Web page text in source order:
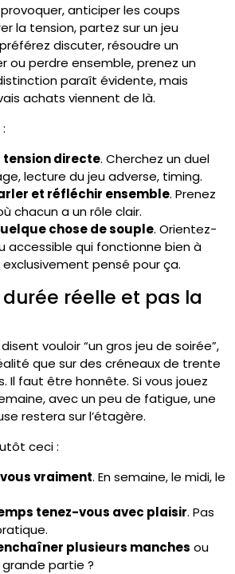
anticiper les coups
la tension, partez sur un jeu
discuter, résoudre un
ou perdre ensemble, prenez un
paraît évidente, mais
achats viennent de là.
tension directe. Cherchez un duel
lecture du jeu adverse, timing.
et réfléchir ensemble. Prenez
chacun a un rôle clair.
chose de souple. Orientez-
accessible qui fonctionne bien à
pensé pour ça.
réelle et pas la
vouloir “un gros jeu de soirée”,
que sur des créneaux de trente
Il faut être honnête. Si vous jouez
avec un peu de fatigue, une
restera sur l’étagère.
ceci :
vraiment. En semaine, le midi, le
tenez-vous avec plaisir. Pas
plusieurs manches ou
partie ?